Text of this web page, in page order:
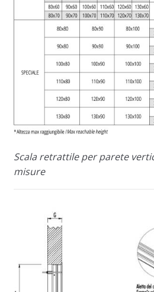
Scala retrattile per parete
misure